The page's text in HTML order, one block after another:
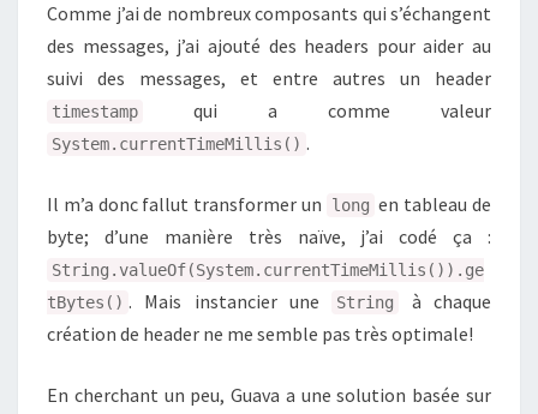
Comme j’ai de nombreux composants qui s’échangent
des messages, j’ai ajouté des headers pour aider au
suivi des messages, et entre autres un header
timestamp qui a comme valeur
System.currentTimeMillis() .
Il m’a donc fallut transformer un long en tableau de
byte; d’une manière très naïve, j’ai codé ça :
String.valueOf(System.currentTimeMillis()).ge
tBytes() . Mais instancier une String
à chaque
création de header ne me semble pas très optimale!
En cherchant un peu, Guava a une solution basée sur